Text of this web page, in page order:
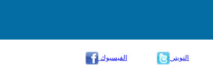
الفيسبوك
التويتر